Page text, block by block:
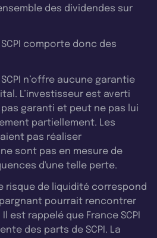
des dividendes sur
comporte donc des
SCPI n’offre aucune garantie
L’investisseur est averti
garanti et peut ne pas lui
partiellement. Les
pas réaliser
sont pas en mesure de
d'une telle perte.
risque de liquidité correspond
pourrait rencontrer
est rappelé que France SCPI
des parts de SCPI. La